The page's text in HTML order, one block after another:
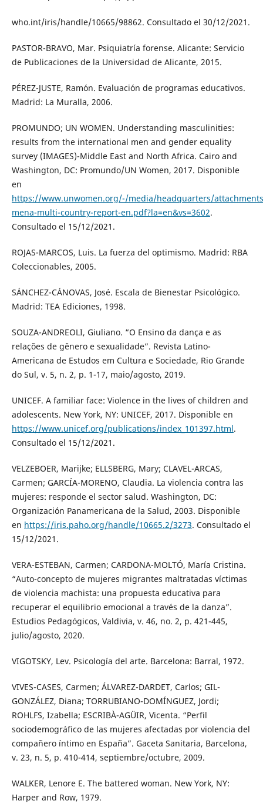
who.int/iris/handle/10665/98862. Consultado el 30/12/2021.
PASTOR-BRAVO, Mar. Psiquiatría forense. Alicante: Servicio
de Publicaciones de la Universidad de Alicante, 2015.
PÉREZ-JUSTE, Ramón. Evaluación de programas educativos.
Madrid: La Muralla, 2006.
PROMUNDO; UN WOMEN. Understanding masculinities:
results from the international men and gender equality
survey (IMAGES)-Middle East and North Africa. Cairo and
Washington, DC: Promundo/UN Women, 2017. Disponible
en
https://www.unwomen.org/-/media/headquarters/
mena-multi-country-report-en.pdf?la=en&vs=3602.
Consultado el 15/12/2021.
ROJAS-MARCOS, Luis. La fuerza del optimismo. Madrid: RBA
Coleccionables, 2005.
SÁNCHEZ-CÁNOVAS, José. Escala de Bienestar Psicológico.
Madrid: TEA Ediciones, 1998.
SOUZA-ANDREOLI, Giuliano. “O Ensino da dança e as
relações de gênero e sexualidade”. Revista Latino-
Americana de Estudos em Cultura e Sociedade, Rio Grande
do Sul, v. 5, n. 2, p. 1-17, maio/agosto, 2019.
UNICEF. A familiar face: Violence in the lives of children and
adolescents. New York, NY: UNICEF, 2017. Disponible en
https://www.unicef.org/publications/index_101397.html.
Consultado el 15/12/2021.
VELZEBOER, Marijke; ELLSBERG, Mary; CLAVEL-ARCAS,
Carmen; GARCÍA-MORENO, Claudia. La violencia contra las
mujeres: responde el sector salud. Washington, DC:
Organización Panamericana de la Salud, 2003. Disponible
en https://iris.paho.org/handle/10665.2/3273. Consultado el
15/12/2021.
VERA-ESTEBAN, Carmen; CARDONA-MOLTÓ, María Cristina.
“Auto-concepto de mujeres migrantes maltratadas víctimas
de violencia machista: una propuesta educativa para
recuperar el equilibrio emocional a través de la danza”.
Estudios Pedagógicos, Valdivia, v. 46, no. 2, p. 421-445,
julio/agosto, 2020.
VIGOTSKY, Lev. Psicología del arte. Barcelona: Barral, 1972.
VIVES-CASES, Carmen; ÁLVAREZ-DARDET, Carlos; GIL-
GONZÁLEZ, Diana; TORRUBIANO-DOMÍNGUEZ, Jordi;
ROHLFS, Izabella; ESCRIBÀ-AGÜIR, Vicenta. “Perfil
sociodemográfico de las mujeres afectadas por violencia del
compañero íntimo en España”. Gaceta Sanitaria, Barcelona,
v. 23, n. 5, p. 410-414, septiembre/octubre, 2009.
WALKER, Lenore E. The battered woman. New York, NY:
Harper and Row, 1979.